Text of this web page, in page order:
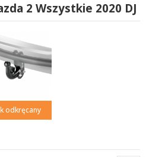
2 Wszystkie 2020 DJ
odkręcany